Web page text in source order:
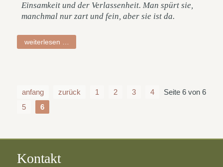
Einsamkeit und der Verlassenheit. Man spürt sie,
manchmal nur zart und fein, aber sie ist da.
weiterlesen …
Seite 6 von 6
anfang zurück 1 2 3
4
5
6
Kontakt